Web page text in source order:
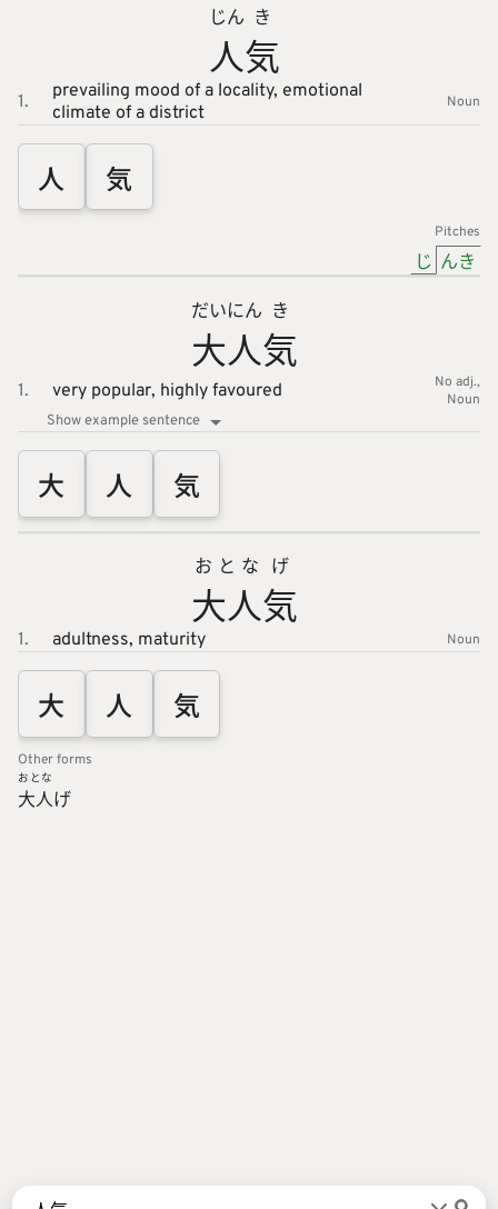
人
じん
気
き
1. prevailing mood of a locality, emotional
climate of a district
Noun
人 気
Pitches
じ んき
大
だい
人
にん
気
き
1. very popular, highly favoured
No adj.
Noun
Show example sentence
大 人 気
大人
おとな
気
げ
1. adultness, maturity Noun
大 人 気
Other forms
大人
おとな
げ